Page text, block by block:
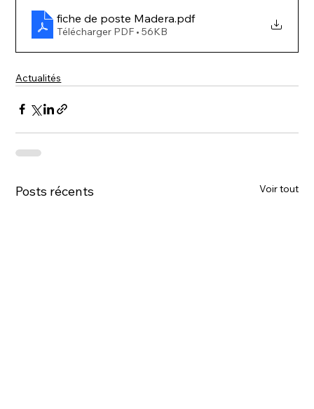
fiche de poste Madera.pdf
Télécharger PDF • 56KB
Actualités
Posts récents Voir tout